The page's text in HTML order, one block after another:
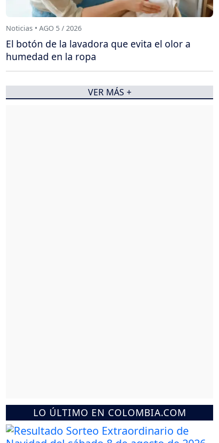
LO ÚLTIMO EN COLOMBIA.COM
Noticias • AGO 5 / 2026
El botón de la lavadora que evita el olor a
humedad en la ropa
VER MÁS +